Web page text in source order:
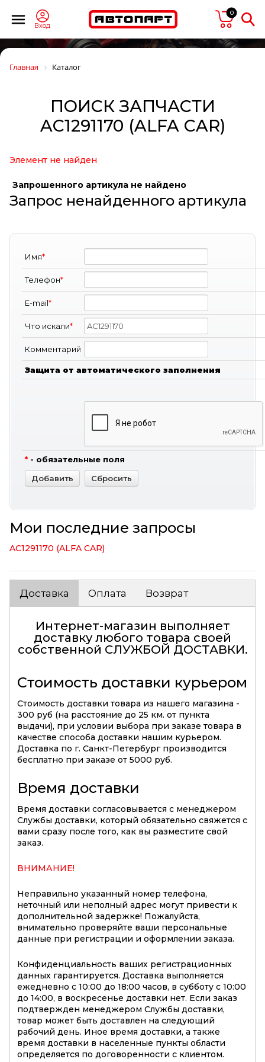
Вход
0
Главная Каталог
ПОИСК ЗАПЧАСТИ
AC1291170 (ALFA CAR)
Элемент не найден
Запрошенного артикула не найдено
Запрос ненайденного артикула
Имя*
Телефон*
E-mail*
Что искали*
Комментарий
Защита от автоматического заполнения
* - обязательные поля
Мои последние запросы
AC1291170 (ALFA CAR)
Доставка Оплата Возврат
Интернет-магазин выполняет
доставку любого товара своей
собственной СЛУЖБОЙ ДОСТАВКИ.
Стоимость доставки курьером
Стоимость доставки товара из нашего магазина -
300 руб (на расстояние до 25 км. от пункта
выдачи), при условии выбора при заказе товара в
качестве способа доставки нашим курьером.
Доставка по г. Санкт-Петербург производится
бесплатно при заказе от 5000 руб.
Время доставки
Время доставки согласовывается с менеджером
Службы доставки, который обязательно свяжется с
вами сразу после того, как вы разместите свой
заказ.
ВНИМАНИЕ!
Неправильно указанный номер телефона,
неточный или неполный адрес могут привести к
дополнительной задержке! Пожалуйста,
внимательно проверяйте ваши персональные
данные при регистрации и оформлении заказа.
Конфиденциальность ваших регистрационных
данных гарантируется. Доставка выполняется
ежедневно с 10:00 до 18:00 часов, в субботу с 10:00
до 14:00, в воскресенье доставки нет. Если заказ
подтвержден менеджером Службы доставки,
товар может быть доставлен на следующий
рабочий день. Иное время доставки, а также
время доставки в населенные пункты области
определяется по договоренности с клиентом.